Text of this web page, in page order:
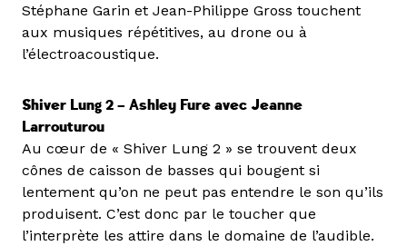
Stéphane Garin et Jean-Philippe Gross touchent
aux musiques répétitives, au drone ou à
l’électroacoustique.
Shiver Lung 2 – Ashley Fure avec Jeanne
Larrouturou
Au cœur de « Shiver Lung 2 » se trouvent deux
cônes de caisson de basses qui bougent si
lentement qu’on ne peut pas entendre le son qu’ils
produisent. C’est donc par le toucher que
l’interprète les attire dans le domaine de l’audible.